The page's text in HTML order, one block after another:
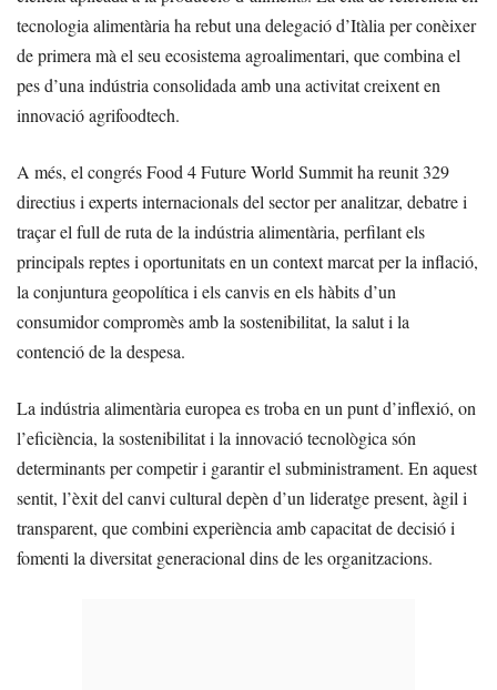
tecnologia alimentària ha rebut una delegació d’Itàlia per conèixer
de primera mà el seu ecosistema agroalimentari, que combina el
pes d’una indústria consolidada amb una activitat creixent en
innovació agrifoodtech.
A més, el congrés Food 4 Future World Summit ha reunit 329
directius i experts internacionals del sector per analitzar, debatre i
traçar el full de ruta de la indústria alimentària, perfilant els
principals reptes i oportunitats en un context marcat per la inflació,
la conjuntura geopolítica i els canvis en els hàbits d’un
consumidor compromès amb la sostenibilitat, la salut i la
contenció de la despesa.
La indústria alimentària europea es troba en un punt d’inflexió, on
l’eficiència, la sostenibilitat i la innovació tecnològica són
determinants per competir i garantir el subministrament. En aquest
sentit, l’èxit del canvi cultural depèn d’un lideratge present, àgil i
transparent, que combini experiència amb capacitat de decisió i
fomenti la diversitat generacional dins de les organitzacions.